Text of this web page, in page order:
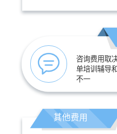
咨询费用取
单培训辅导
不一
其他费用